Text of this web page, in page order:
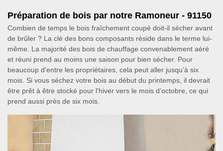
Préparation de bois par notre Ramoneur - 91150
Combien de temps le bois fraîchement coupé doit-il sécher avant
de brûler ? La clé des bons composants réside dans le terme lui-
même. La majorité des bois de chauffage convenablement aéré
et réuni prend au moins une saison pour bien sécher. Pour
beaucoup d'entre les propriétaires, cela peut aller jusqu’à six
mois. Si vous séchez votre bois au début du printemps, il devrait
être prêt à être stocké pour l'hiver vers le mois d’octobre, ce qui
prend aussi près de six mois.